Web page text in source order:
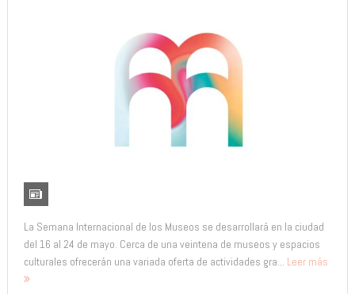
La Semana Internacional de los Museos se desarrollará en la ciudad
del 16 al 24 de mayo. Cerca de una veintena de museos y espacios
culturales ofrecerán una variada oferta de actividades gra... Leer más